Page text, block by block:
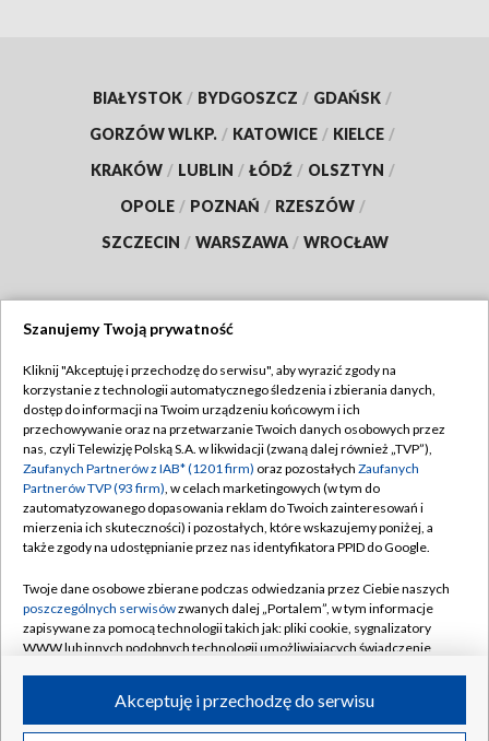
BIAŁYSTOK / BYDGOSZCZ / GDAŃSK /
GORZÓW WLKP. / KATOWICE / KIELCE /
KRAKÓW / LUBLIN / ŁÓDŹ / OLSZTYN /
OPOLE / POZNAŃ / RZESZÓW /
SZCZECIN / WARSZAWA / WROCŁAW
TVP
Abonament TVP
Emisja w TVP
Centrum informacji TVP
Naziemna Telewizja Cyfrowa
Rada Programowa
System NOS
Informacje o nadawcy
Program dla prasy
Regulamin TVP
Polityka prywatności
Moje zgody
Pomoc
Kontakt
Kanały
©2026 Telewizja Polska S.A. w likwidacji
Szanujemy Twoją prywatność
Kliknij "Akceptuję i przechodzę do serwisu", aby wyrazić zgody na
korzystanie z technologii automatycznego śledzenia i zbierania danych,
dostęp do informacji na Twoim urządzeniu końcowym i ich
przechowywanie oraz na przetwarzanie Twoich danych osobowych przez
nas, czyli Telewizję Polską S.A. w likwidacji (zwaną dalej również „TVP”),
Zaufanych Partnerów z IAB* (1201 firm) oraz pozostałych Zaufanych
Partnerów TVP (93 firm), w celach marketingowych (w tym do
zautomatyzowanego dopasowania reklam do Twoich zainteresowań i
mierzenia ich skuteczności) i pozostałych, które wskazujemy poniżej, a
także zgody na udostępnianie przez nas identyfikatora PPID do Google.
Twoje dane osobowe zbierane podczas odwiedzania przez Ciebie naszych
poszczególnych serwisówzwanych dalej „Portalem”, w tym informacje
zapisywane za pomocą technologii takich jak: pliki cookie, sygnalizatory
WWW lub innych podobnych technologii umożliwiających świadczenie
ruchu w Internecie.Akceptuję i przechodzę do serwisu